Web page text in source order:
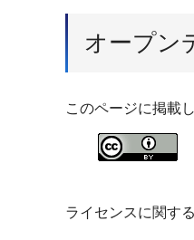
オープン
このページに掲載
ライセンスに関す